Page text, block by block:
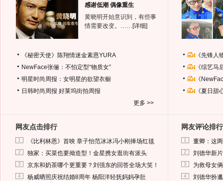
感谢低潮 偶像重生
黄晓明开始意识到，有些事
情需要改变。…… [详细]
《秘密天使》陈翔情迷金素恩YURA
NewFace张俪：不怕定型“物质女”
明星时尚周报：女明星的欲望衣橱
日韩时尚周报 好莱坞街拍周报
更多 >>
《先锋
《综艺
《
《夏日
网友点击排行
1 《比利林恩》首映 章子怡范冰冰冯小刚捧场红毯
2 独家：买菜也要拗造型！金星携女逛街有派头
3 京东和奶茶哪个更重要？刘强东的回答全场大笑！
4 杨威晒照庆祝结婚8周年 杨阳洋轻抚妈妈孕肚
网友评论排行
1 董卿：这
2 刘德华新
3 为救母女
4 刘德华扮